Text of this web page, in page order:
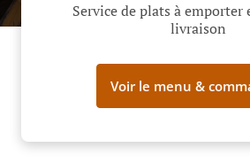
Service de plats à emporter
livraison
Voir le menu &